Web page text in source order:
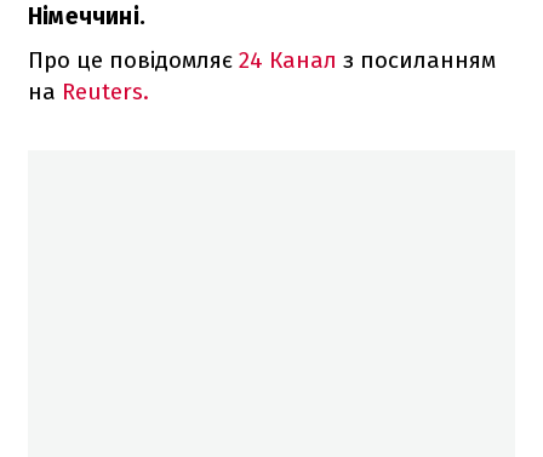
Німеччині.
Про це повідомляє 24 Канал з посиланням
на Reuters.